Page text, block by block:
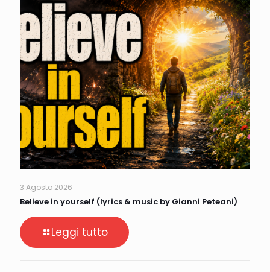
3 Agosto 2026
Believe in yourself (lyrics & music by Gianni Peteani)
Leggi tutto